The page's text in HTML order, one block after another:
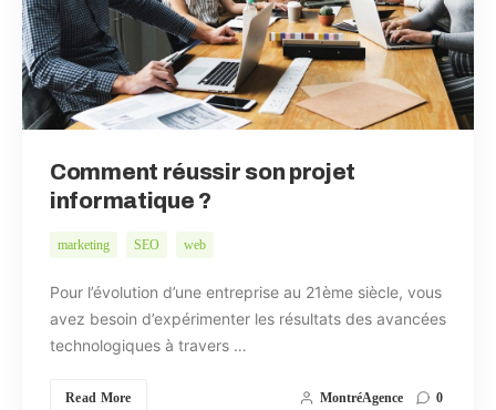
Comment réussir son projet
informatique ?
marketing SEO web
Pour l’évolution d’une entreprise au 21ème siècle, vous
avez besoin d’expérimenter les résultats des avancées
technologiques à travers …
Read More MontréAgence 0